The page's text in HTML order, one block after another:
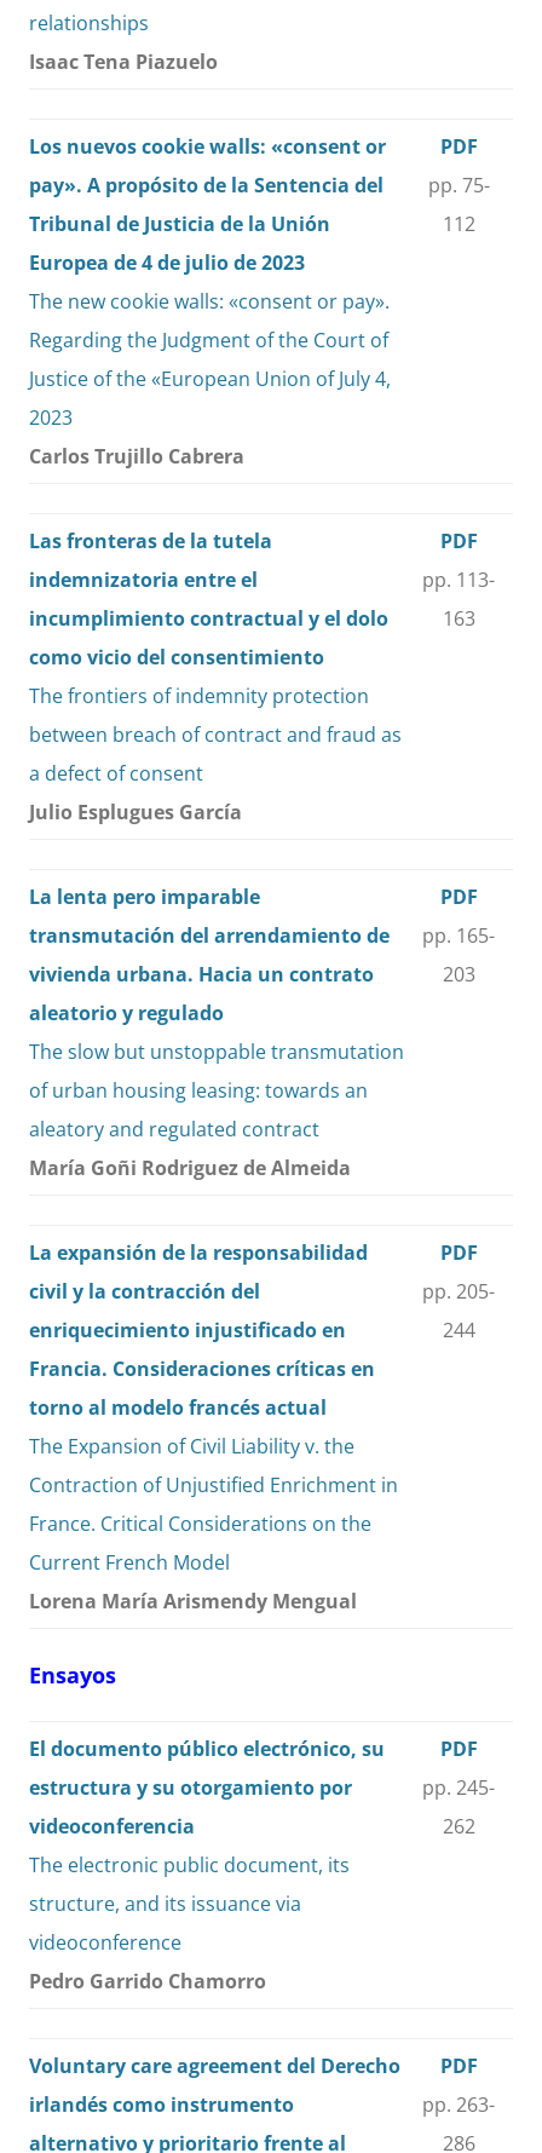
relationships
Isaac Tena Piazuelo
Los nuevos cookie walls: «consent or
pay». A propósito de la Sentencia del
Tribunal de Justicia de la Unión
Europea de 4 de julio de 2023
The new cookie walls: «consent or pay».
Regarding the Judgment of the Court of
Justice of the «European Union of July 4,
2023
Carlos Trujillo Cabrera
PDF
pp. 75-
112
Las fronteras de la tutela
indemnizatoria entre el
incumplimiento contractual y el dolo
como vicio del consentimiento
The frontiers of indemnity protection
between breach of contract and fraud as
a defect of consent
Julio Esplugues García
PDF
pp. 113-
163
La lenta pero imparable
transmutación del arrendamiento de
vivienda urbana. Hacia un contrato
aleatorio y regulado
The slow but unstoppable transmutation
of urban housing leasing: towards an
aleatory and regulated contract
María Goñi Rodriguez de Almeida
PDF
pp. 165-
203
La expansión de la responsabilidad
civil y la contracción del
enriquecimiento injustificado en
Francia. Consideraciones críticas en
torno al modelo francés actual
The Expansion of Civil Liability v. the
Contraction of Unjustified Enrichment in
France. Critical Considerations on the
Current French Model
Lorena María Arismendy Mengual
PDF
pp. 205-
244
Ensayos
El documento público electrónico, su
estructura y su otorgamiento por
videoconferencia
The electronic public document, its
structure, and its issuance via
videoconference
Pedro Garrido Chamorro
PDF
pp. 245-
262
Voluntary care agreement del Derecho
irlandés como instrumento
alternativo y prioritario frente al
PDF
pp. 263-
286